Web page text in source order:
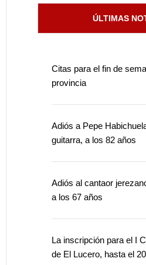
ÚLTIMAS
Citas para el fin de
provincia
Adiós a Pepe
guitarra, a los 82 años
Adiós al cantaor
a los 67 años
La inscripción para el I
de El Lucero, hasta el